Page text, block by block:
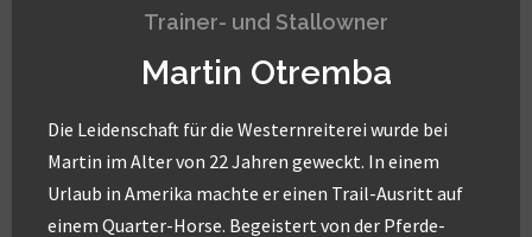
Trainer- und Stallowner
Martin Otremba
Die Leidenschaft für die Westernreiterei wurde bei
Martin im Alter von 22 Jahren geweckt. In einem
Urlaub in Amerika machte er einen Trail-Ausritt auf
einem Quarter-Horse. Begeistert von der Pferde-